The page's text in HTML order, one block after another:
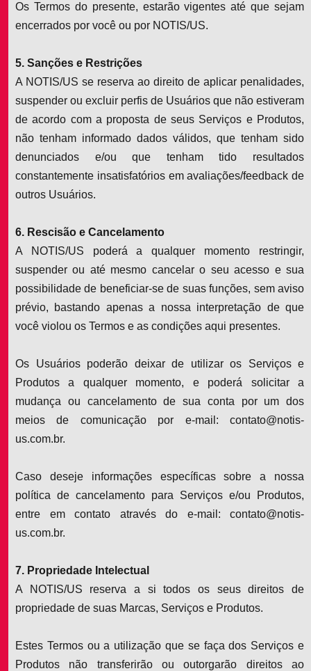
Os Termos do presente, estarão vigentes até que sejam
encerrados por você ou por NOTIS/US.
5. Sanções e Restrições
A NOTIS/US se reserva ao direito de aplicar penalidades,
suspender ou excluir perfis de Usuários que não estiveram
de acordo com a proposta de seus Serviços e Produtos,
não tenham informado dados válidos, que tenham sido
denunciados e/ou que tenham tido resultados
constantemente insatisfatórios em avaliações/feedback de
outros Usuários.
6. Rescisão e Cancelamento
A NOTIS/US poderá a qualquer momento restringir,
suspender ou até mesmo cancelar o seu acesso e sua
possibilidade de beneficiar-se de suas funções, sem aviso
prévio, bastando apenas a nossa interpretação de que
você violou os Termos e as condições aqui presentes.
Os Usuários poderão deixar de utilizar os Serviços e
Produtos a qualquer momento, e poderá solicitar a
mudança ou cancelamento de sua conta por um dos
meios de comunicação por e-mail: contato@notis-
us.com.br.
Caso deseje informações específicas sobre a nossa
política de cancelamento para Serviços e/ou Produtos,
entre em contato através do e-mail: contato@notis-
us.com.br.
7. Propriedade Intelectual
A NOTIS/US reserva a si todos os seus direitos de
propriedade de suas Marcas, Serviços e Produtos.
Estes Termos ou a utilização que se faça dos Serviços e
Produtos não transferirão ou outorgarão direitos ao